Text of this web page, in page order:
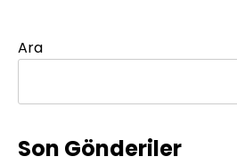
Ara
Son Gönderiler